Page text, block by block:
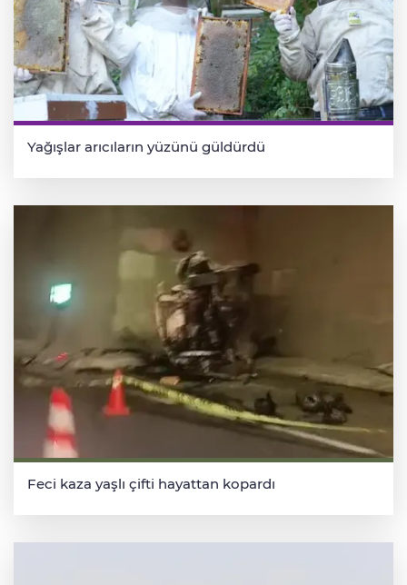
Yağışlar arıcıların yüzünü güldürdü
Feci kaza yaşlı çifti hayattan kopardı